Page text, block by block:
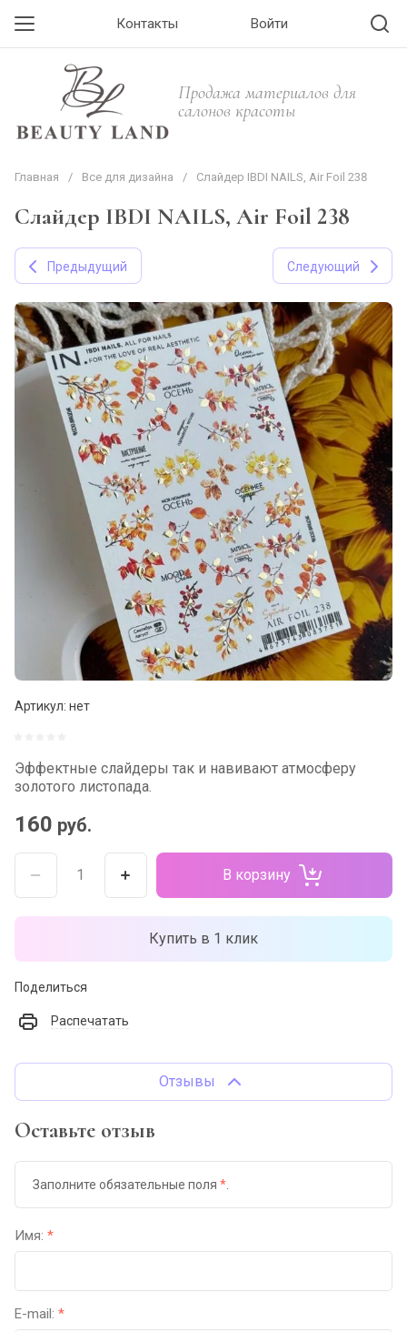
Контакты Войти
Продажа материалов для
салонов красоты
Главная / Все для дизайна / Слайдер IBDI NAILS, Air Foil 238
Слайдер IBDI NAILS, Air Foil 238
Предыдущий Следующий
Артикул: нет
Эффектные слайдеры так и навивают атмосферу
золотого листопада.
160 руб.
В корзину
Купить в 1 клик
Поделиться
Распечатать
Отзывы
Оставьте отзыв
Заполните обязательные поля *
Имя: *
E-mail: *